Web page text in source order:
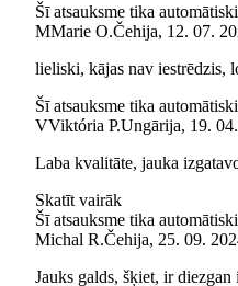
Šī atsauksme tika
MMarie O.Čehija, 12. 07.
lieliski, kājas nav iestrēdzis,
Šī atsauksme tika
VViktória P.Ungārija, 19.
Laba kvalitāte, jauka
Skatīt vairāk
Šī atsauksme tika
Michal R.Čehija, 25. 09.
Jauks galds, šķiet, ir